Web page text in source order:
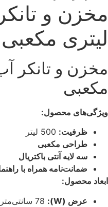
لیتری مکعبی
مکعبی
ویژگی‌های محصول:
ظرفیت:
طراحی مکعبی
سه لایه آنتی باکتریال
ضمانت‌نامه همراه با
ابعاد محصول:
عرض (W):